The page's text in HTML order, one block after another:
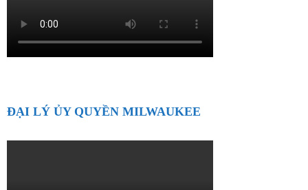
ĐẠI LÝ ỦY QUYỀN MILWAUKEE